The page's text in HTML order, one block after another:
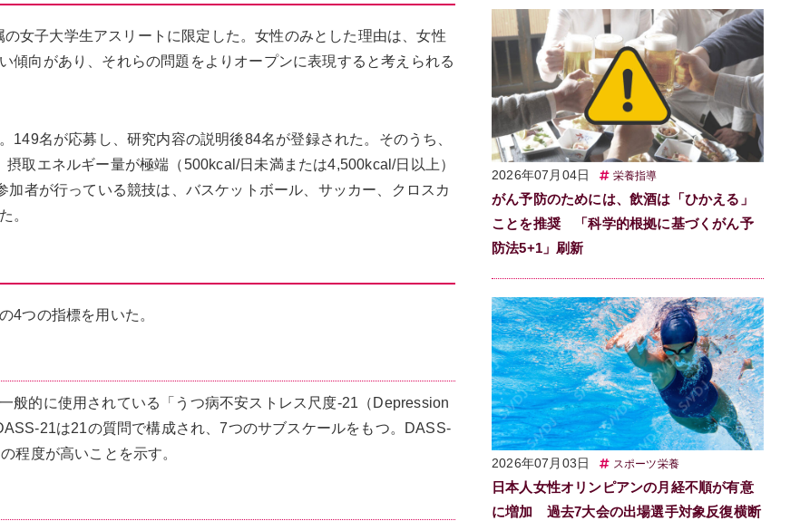
女子大学生アスリートに限定した。女性のみとした理由は、女性
傾向があり、それらの問題をよりオープンに表現すると考えられる
149名が応募し、研究内容の説明後84名が登録された。そのうち、
取エネルギー量が極端（500kcal/日未満または4,500kcal/日以上）
者が行っている競技は、バスケットボール、サッカー、クロスカ
。
4つの指標を用いた。
般的に使用されている「うつ病不安ストレス尺度-21（Depression
21は21の質問で構成され、7つのサブスケールをもつ。DASS-
程度が高いことを示す。
2026年07月04日 栄養指導
がん予防のためには、飲酒は「ひかえる」
ことを推奨 「科学的根拠に基づくがん予
防法5+1」刷新
2026年07月03日 スポーツ栄養
日本人女性オリンピアンの月経不順が有意
に増加 過去7大会の出場選手対象反復横断